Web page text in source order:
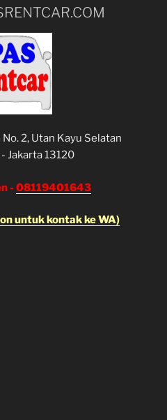
2, Utan Kayu Selatan
Jakarta 13120
- 08119401643
untuk kontak ke WA)